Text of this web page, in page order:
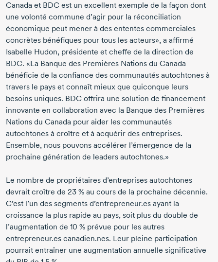
Canada et BDC est un excellent exemple de la façon dont
une volonté commune d’agir pour la réconciliation
économique peut mener à des ententes commerciales
concrètes bénéfiques pour tous les acteurs», a affirmé
Isabelle Hudon, présidente et cheffe de la direction de
BDC. «La Banque des Premières Nations du Canada
bénéficie de la confiance des communautés autochtones à
travers le pays et connaît mieux que quiconque leurs
besoins uniques. BDC offrira une solution de financement
innovante en collaboration avec la Banque des Premières
Nations du Canada pour aider les communautés
autochtones à croître et à acquérir des entreprises.
Ensemble, nous pouvons accélérer l’émergence de la
prochaine génération de leaders autochtones.»
Le nombre de propriétaires d’entreprises autochtones
devrait croître de 23 % au cours de la prochaine décennie.
C’est l’un des segments d’entrepreneur.es ayant la
croissance la plus rapide au pays, soit plus du double de
l’augmentation de 10 % prévue pour les autres
entrepreneur.es canadien.nes. Leur pleine participation
pourrait entraîner une augmentation annuelle significative